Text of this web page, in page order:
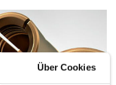
Über Cookies